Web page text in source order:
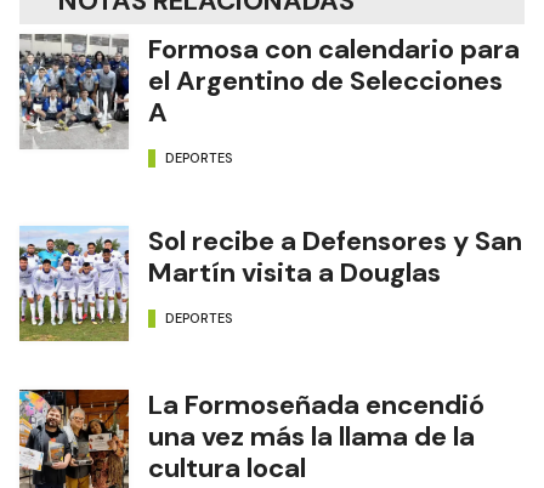
Formosa con calendario para
el Argentino de Selecciones
A
DEPORTES
Sol recibe a Defensores y San
Martín visita a Douglas
DEPORTES
La Formoseñada encendió
una vez más la llama de la
cultura local